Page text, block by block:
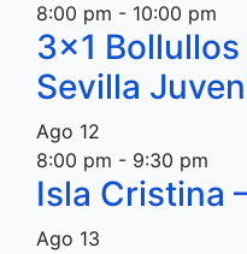
8:00 pm - 10:00 pm
3×1
Sevilla
Ago 12
8:00 pm - 9:30 pm
Isla Cristina
Ago 13